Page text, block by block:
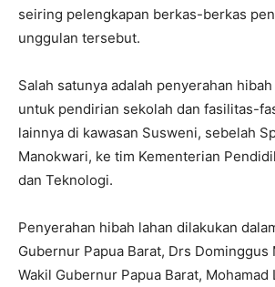
seiring pelengkapan berkas-berkas
unggulan tersebut.
Salah satunya adalah penyerahan
untuk pendirian sekolah dan fasilitas-
lainnya di kawasan Susweni, sebelah
Manokwari, ke tim Kementerian
dan Teknologi.
Penyerahan hibah lahan dilakukan
Gubernur Papua Barat, Drs Dominggus
Wakil Gubernur Papua Barat, Mohamad